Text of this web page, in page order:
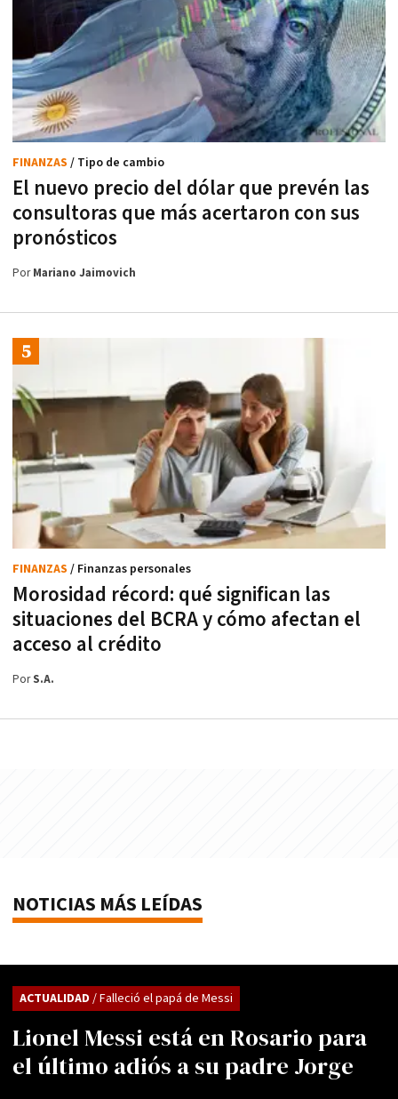
El nuevo precio del dólar que prevén las
consultoras que más acertaron con sus
pronósticos
FINANZAS / Tipo de cambio
PorMariano Jaimovich
Morosidad récord: qué significan las
situaciones del BCRA y cómo afectan el
acceso al crédito
FINANZAS / Finanzas personales
PorS.A.
NOTICIAS MÁS LEÍDAS
Lionel Messi está en Rosario para
el último adiós a su padre Jorge
ACTUALIDAD / Falleció el papá de Messi